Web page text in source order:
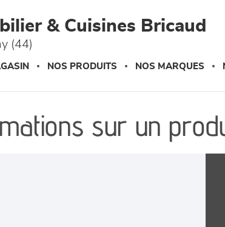
& Cuisines Bricaud
(44)
NOS PRODUITS NOS MARQUES
sur un